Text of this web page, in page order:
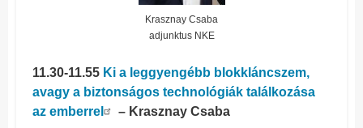
Krasznay Csaba
adjunktus NKE
11.30-11.55 Ki a leggyengébb blokkláncszem,
avagy a biztonságos technológiák találkozása
az emberrel
– Krasznay Csaba